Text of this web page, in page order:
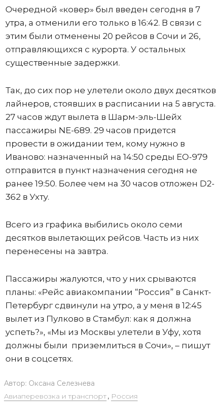
Очередной «ковер» был введен сегодня в 7
утра, а отменили его только в 16:42. В связи с
этим были отменены 20 рейсов в Сочи и 26,
отправляющихся с курорта. У остальных
существенные задержки.
Так, до сих пор не улетели около двух десятков
лайнеров, стоявших в расписании на 5 августа.
27 часов ждут вылета в Шарм-эль-Шейх
пассажиры NE-689. 29 часов придется
провести в ожидании тем, кому нужно в
Иваново: назначенный на 14:50 среды ЕО-979
отправится в пункт назначения сегодня не
ранее 19:50. Более чем на 30 часов отложен D2-
362 в Ухту.
Всего из графика выбились около семи
десятков вылетающих рейсов. Часть из них
перенесены на завтра.
Пассажиры жалуются, что у них срываются
планы: «Рейс авиакомпании “Россия” в Санкт-
Петербург сдвинули на утро, а у меня в 12:45
вылет из Пулково в Стамбул: как я должна
успеть?», «Мы из Москвы улетели в Уфу, хотя
должны были приземлиться в Сочи», – пишут
они в соцсетях.
Автор: Оксана Селезнева
Авиаперевозка и транспорт, Россия